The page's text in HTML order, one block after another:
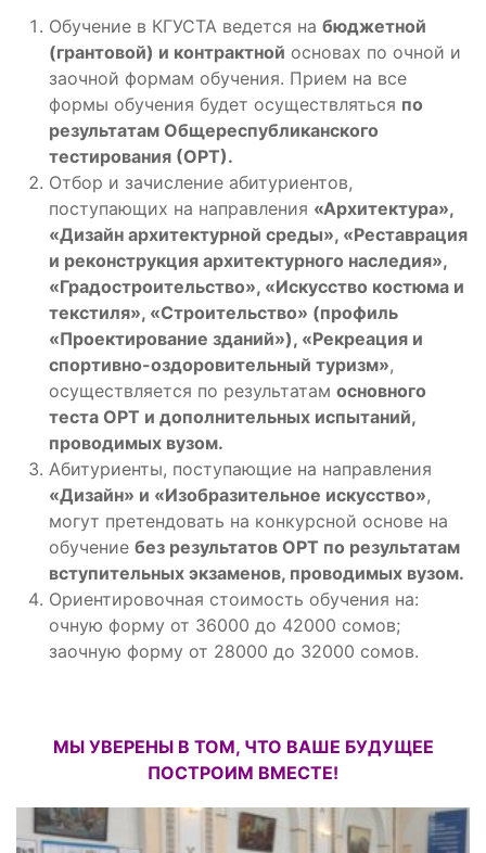
Обучение в КГУСТА ведется на бюджетной
(грантовой) и контрактной основах по очной и
заочной формам обучения. Прием на все
формы обучения будет осуществляться по
результатам Общереспубликанского
тестирования (ОРТ).
Отбор и зачисление абитуриентов,
поступающих на направления «Архитектура»,
«Дизайн архитектурной среды», «Реставрация
и реконструкция архитектурного наследия»,
«Градостроительство», «Искусство костюма и
текстиля», «Строительство» (профиль
«Проектирование зданий»), «Рекреация и
спортивно-оздоровительный туризм»,
осуществляется по результатам основного
теста ОРТ и дополнительных испытаний,
проводимых вузом.
Абитуриенты, поступающие на направления
«Дизайн» и «Изобразительное искусство»,
могут претендовать на конкурсной основе на
обучение без результатов ОРТ по результатам
вступительных экзаменов, проводимых вузом.
Ориентировочная стоимость обучения на:
очную форму от 36000 до 42000 сомов;
заочную форму от 28000 до 32000 сомов.
МЫ УВЕРЕНЫ В ТОМ, ЧТО ВАШЕ БУДУЩЕЕ
ПОСТРОИМ ВМЕСТЕ!